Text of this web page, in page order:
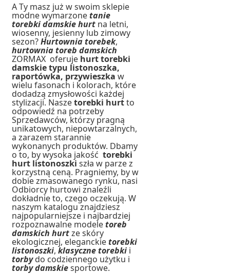
A Ty masz już w swoim sklepie
modne wymarzonetanie
torebki damskie hurt na letni,
wiosenny, jesienny lub zimowy
sezon?Hurtownia torebek,
hurtownia toreb damskich
ZORMAX oferuje hurt torebki
damskie typu listonoszka,
raportówka, przywieszkaw
wielu fasonach i kolorach, które
dodadzą zmysłowości każdej
stylizacji. Naszetorebki hurtto
odpowiedź na potrzeby
Sprzedawców, którzy pragną
unikatowych, niepowtarzalnych,
a zarazem starannie
wykonanych produktów. Dbamy
o to, by wysoka jakość torebki
hurt listonoszkiszła w parze z
korzystną ceną. Pragniemy, by w
dobie zmasowanego rynku, nasi
Odbiorcy hurtowi znaleźli
dokładnie to, czego oczekują. W
naszym katalogu znajdziesz
najpopularniejsze i najbardziej
rozpoznawalne modeletoreb
damskich hurtze skóry
ekologicznej, eleganckietorebki
listonoszki,klasyczne torebki i
torbydo codziennego użytku i
torby damskiesportowe.